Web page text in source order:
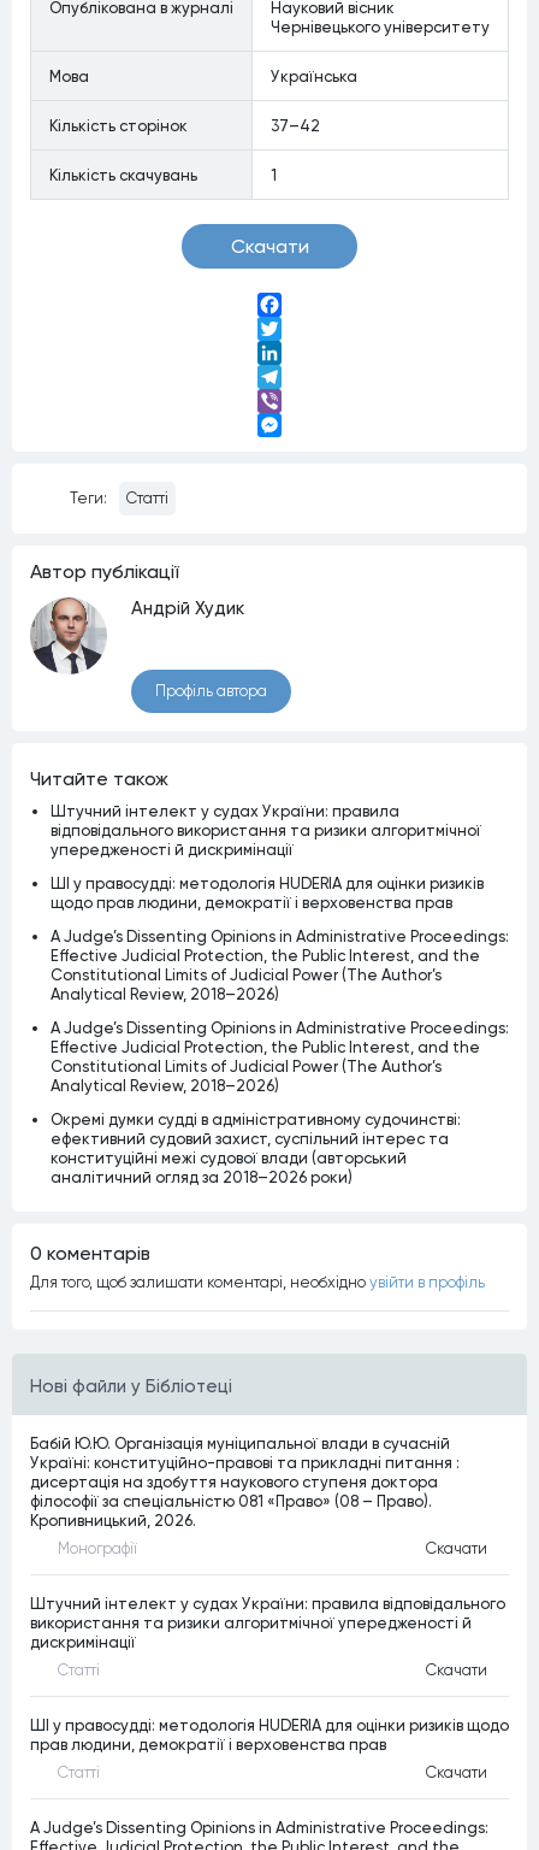
Нові файли у Бібліотеці
Бабій Ю.Ю. Організація муніципальної влади в сучасній
Україні: конституційно-правові та прикладні питання :
дисертація на здобуття наукового ступеня доктора
філософії за спеціальністю 081 «Право» (08 – Право).
Кропивницький, 2026.
Монографiї Скачати
Штучний інтелект у судах України: правила відповідального
використання та ризики алгоритмічної упередженості й
дискримінації
Статтi Скачати
ШІ у правосудді: методологія HUDERIA для оцінки ризиків щодо
прав людини, демократії і верховенства прав
Статтi Скачати
A Judge’s Dissenting Opinions in Administrative Proceedings:
Опублiкована в журналi
Науковий вісник
Чернівецького університету
Мова Українська
Кiлькiсть сторiнок 37–42
Кiлькiсть скачувань 1
Скачати
Facebook
Twitter
LinkedIn
Telegram
Viber
Теги: Статті
Автор публiкацiї
Андрій Худик
Профiль автора
Читайте також
Штучний інтелект у судах України: правила
відповідального використання та ризики алгоритмічної
упередженості й дискримінації
ШІ у правосудді: методологія HUDERIA для оцінки ризиків
щодо прав людини, демократії і верховенства прав
A Judge’s Dissenting Opinions in Administrative Proceedings:
Effective Judicial Protection, the Public Interest, and the
Constitutional Limits of Judicial Power (The Author’s
Analytical Review, 2018–2026)
A Judge’s Dissenting Opinions in Administrative Proceedings:
Effective Judicial Protection, the Public Interest, and the
Constitutional Limits of Judicial Power (The Author’s
Analytical Review, 2018–2026)
Окремі думки судді в адміністративному судочинстві:
ефективний судовий захист, суспільний інтерес та
конституційні межі судової влади (авторський
аналітичний огляд за 2018–2026 роки)
0 коментарiв
Для того, щоб залишати коментарi, необхiдно увiйти в профiль